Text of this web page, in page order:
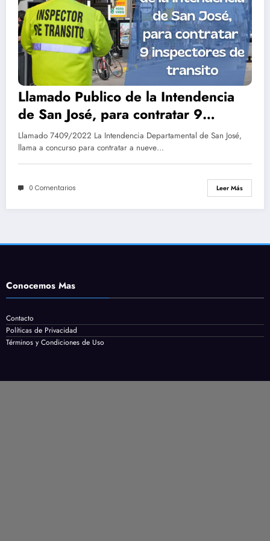
Llamado Publico de la Intendencia
de San José, para contratar 9
inspectores de transito
Llamado 7409/2022 La Intendencia Departamental de San José,
llama a concurso para contratar a nueve…
0 Comentarios Leer Más
Conocemos Mas
Contacto
Políticas de Privacidad
Términos y Condiciones de Uso